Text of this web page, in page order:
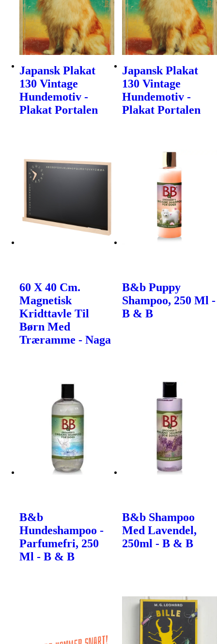
Japansk Plakat
130 Vintage
Hundemotiv -
Plakat Portalen
Japansk Plakat
130 Vintage
Hundemotiv -
Plakat Portalen
60 X 40 Cm.
Magnetisk
Kridttavle Til
Børn Med
Træramme - Naga
B&b Puppy
Shampoo, 250 Ml -
B & B
B&b
Hundeshampoo -
Parfumefri, 250
Ml - B & B
B&b Shampoo
Med Lavendel,
250ml - B & B